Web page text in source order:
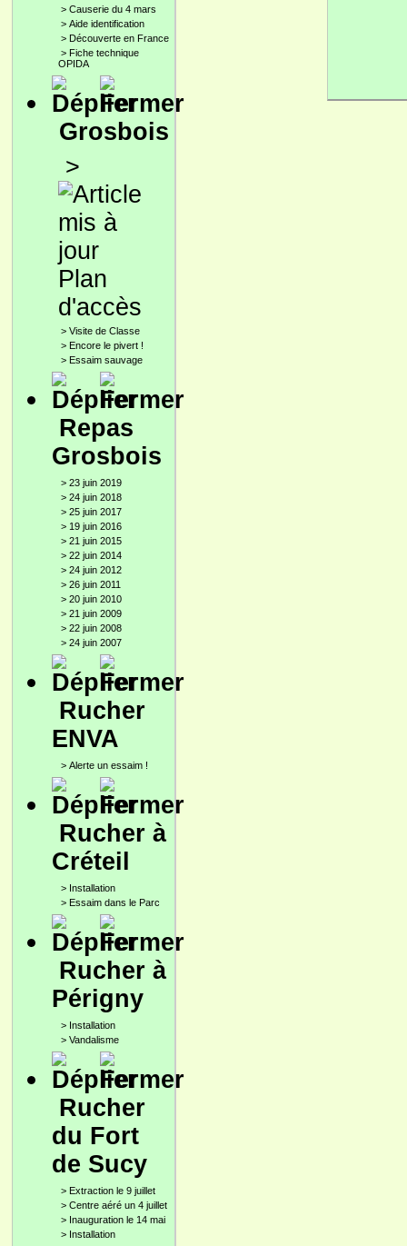
> Causerie du 4 mars
> Aide identification
> Découverte en France
> Fiche technique
OPIDA
Grosbois
>
Plan
d'accès
> Visite de Classe
> Encore le pivert !
> Essaim sauvage
Repas
Grosbois
> 23 juin 2019
> 24 juin 2018
> 25 juin 2017
> 19 juin 2016
> 21 juin 2015
> 22 juin 2014
> 24 juin 2012
> 26 juin 2011
> 20 juin 2010
> 21 juin 2009
> 22 juin 2008
> 24 juin 2007
Rucher
ENVA
> Alerte un essaim !
Rucher à
Créteil
> Installation
> Essaim dans le Parc
Rucher à
Périgny
> Installation
> Vandalisme
Rucher
du Fort
de Sucy
> Extraction le 9 juillet
> Centre aéré un 4 juillet
> Inauguration le 14 mai
> Installation